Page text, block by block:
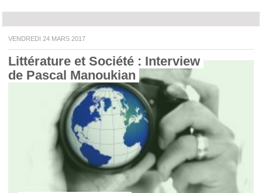
VENDREDI 24 MARS 2017
Littérature et Société : Interview
de Pascal Manoukian